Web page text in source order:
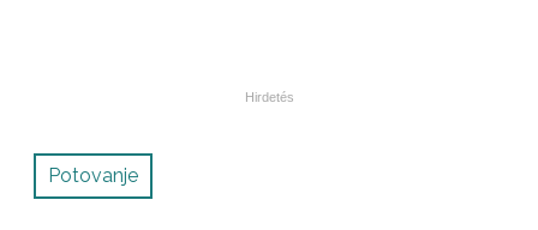
Potovanje